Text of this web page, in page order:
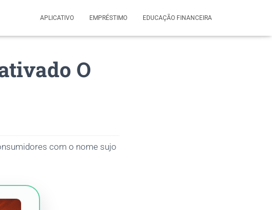
APLICATIVO EMPRÉSTIMO EDUCAÇÃO FINANCEIRA
O
com o nome sujo